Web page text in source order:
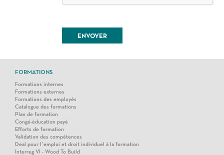
FORMATIONS
Formations internes
Formations externes
Formations des employés
Catalogue des formations
Plan de formation
Congé-éducation payé
Efforts de formation
Validation des compétences
Deal pour l’emploi et droit individuel à la formation
Interreg VI - Wood To Build